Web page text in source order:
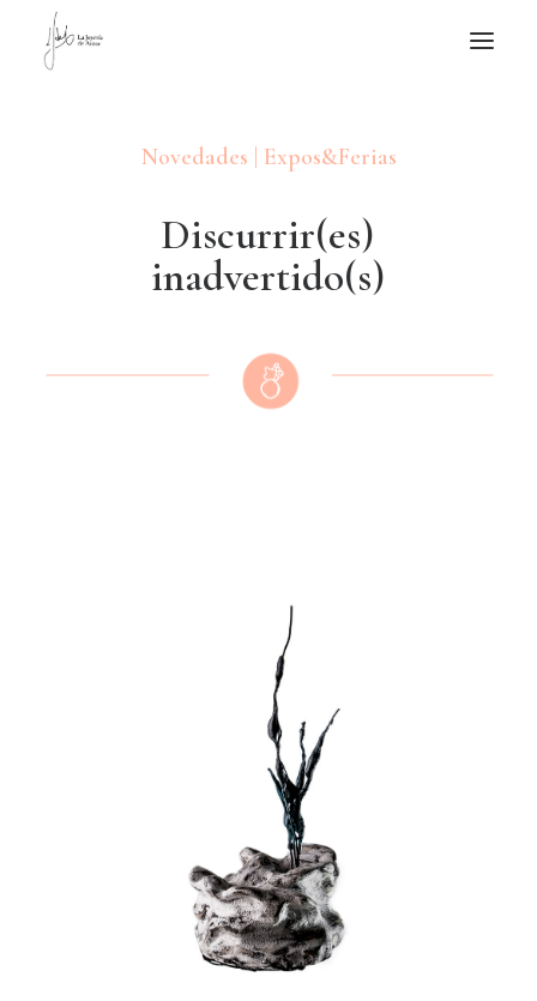
Novedades | Expos&Ferias
Discurrir(es)
inadvertido(s)